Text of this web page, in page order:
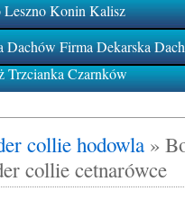
Leszno Konin Kalisz
Dachów Firma Dekarska
Trzcianka Czarnków
collie hodowla»
collie cetnarówce